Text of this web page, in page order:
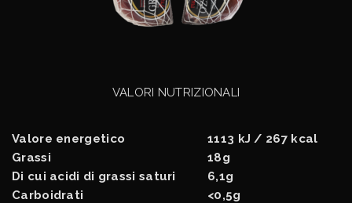
VALORI NUTRIZIONALI
Valore energetico
1113 kJ / 267 kcal
Grassi
18g
Di cui acidi di grassi saturi
6,1g
Carboidrati
<0,5g